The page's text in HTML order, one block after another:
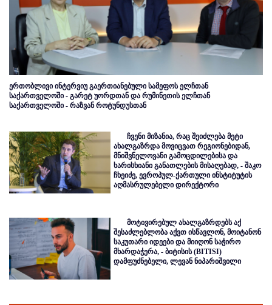
ერთობლივი ინტერვიუ გაერთიანებული სამეფოს ელჩთან
საქართველოში - გარეტ უორდთან და რუმინეთის ელჩთან
საქართველოში - რაზვან როტუნდუსთან
ჩვენი მიზანია, რაც შეიძლება მეტი
ახალგაზრდა მოვიცვათ რეგიონებიდან,
მნიშვნელოვანი გამოცდილებისა და
ხარისხიანი განათლების მისაღებად, - შაკო
ჩხეიძე, ევროპულ-ქართული ინსტიტუტის
აღმასრულებელი დირექტორი
მოტივირებულ ახალგაზრდებს აქ
შესაძლებლობა აქვთ ისწავლონ, მოიტანონ
საკუთარი იდეები და მიიღონ საჭირო
მხარდაჭერა, - ბიტისის (BITISI)
დამფუძნებელი, ლევან ნიპარიშვილი